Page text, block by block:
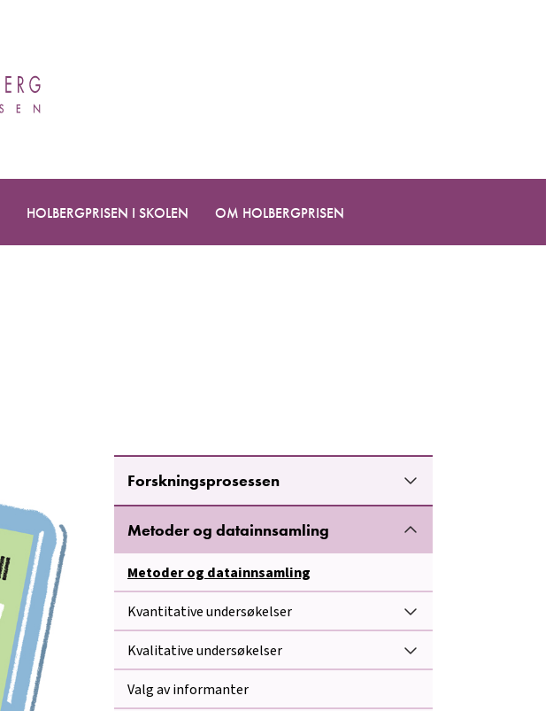
HOLBERGPRISEN I SKOLEN OM HOLBERGPRISEN
Forskningsprosessen
Metoder og datainnsamling
Metoder og datainnsamling
Kvantitative undersøkelser
Kvalitative undersøkelser
Valg av informanter